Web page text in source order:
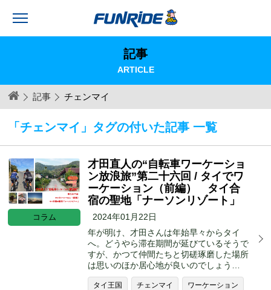
記事
ARTICLE
記事 チェンマイ
「チェンマイ」タグの付いた記事 一覧
コラム
才田直人の“自転車ワーケーショ
ン放浪旅”第二十六回 / タイでワ
ーケーション（前編） タイ合
宿の聖地「ナーソンリゾート」
2024年01月22日
年が明け、才田さんは年始早々からタイ
へ。どうやら滞在期間が延びているそうで
すが、かつて仲間たちと切磋琢磨した場所
は思いのほか居心地が良いのでしょう…
タイ王国 チェンマイ ワーケーション